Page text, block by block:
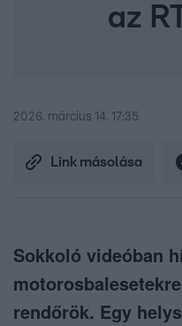
az
2026. március 14. 17:35
Link másolása
Sokkoló videóban
rendőrök. Egy